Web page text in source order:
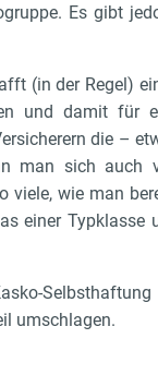
Es gibt
(in der Regel)
und damit für
die –
man sich auch
viele, wie man
einer Typklasse
Selbsthaftung
umschlagen.